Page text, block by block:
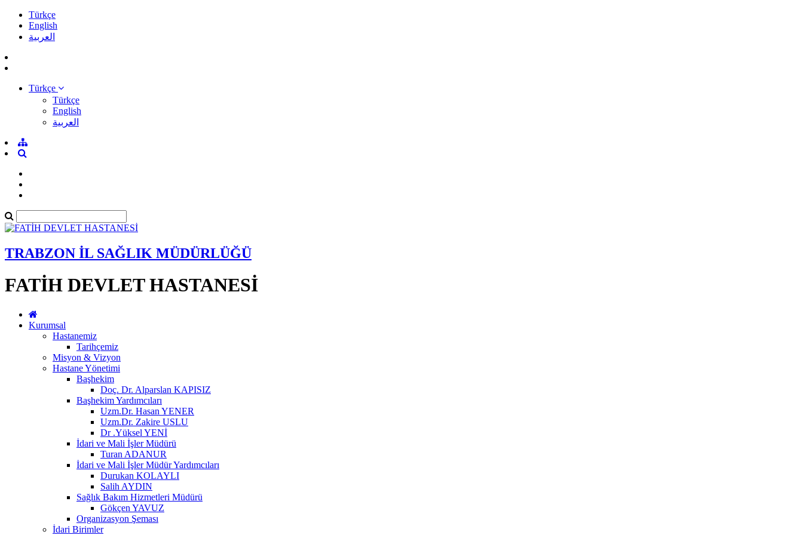
Türkçe
English
العربية
Türkçe
Türkçe
English
العربية
TRABZON İL SAĞLIK MÜDÜRLÜĞÜ
FATİH DEVLET HASTANESİ
Kurumsal
Hastanemiz
Tarihçemiz
Misyon & Vizyon
Hastane Yönetimi
Başhekim
Doç. Dr. Alparslan KAPISIZ
Başhekim Yardımcıları
Uzm.Dr. Hasan YENER
Uzm.Dr. Zakire USLU
Dr .Yüksel YENİ
İdari ve Mali İşler Müdürü
Turan ADANUR
İdari ve Mali İşler Müdür Yardımcıları
Durukan KOLAYLI
Salih AYDIN
Sağlık Bakım Hizmetleri Müdürü
Gökçen YAVUZ
Organizasyon Şeması
İdari Birimler